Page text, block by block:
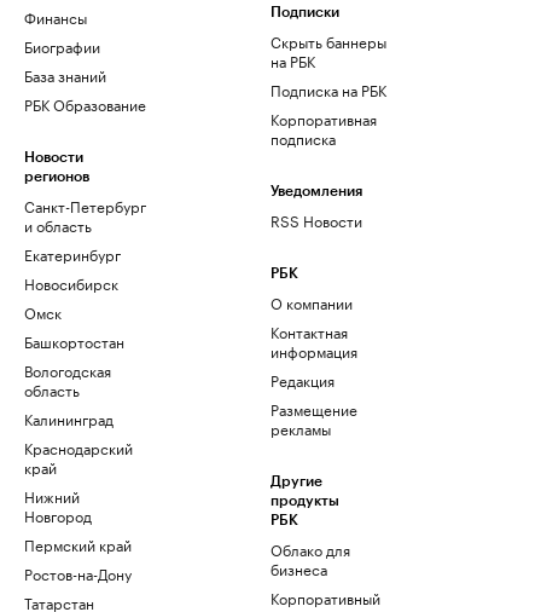
Финансы
Биографии
База знаний
РБК Образование
Новости
регионов
Санкт-Петербург
и область
Екатеринбург
Новосибирск
Омск
Башкортостан
Вологодская
область
Калининград
Краснодарский
край
Нижний
Новгород
Пермский край
Ростов-на-Дону
Татарстан
Подписки
Скрыть баннеры
на РБК
Подписка на РБК
Корпоративная
подписка
Уведомления
RSS Новости
РБК
О компании
Контактная
информация
Редакция
Размещение
рекламы
Другие
продукты
РБК
Облако для
бизнеса
Корпоративный